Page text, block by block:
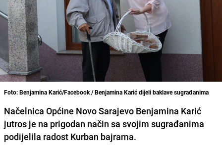
Foto: Benjamina Karić/Facebook / Benjamina Karić dijeli baklave sugrađanima
Načelnica Općine Novo Sarajevo Benjamina Karić
jutros je na prigodan način sa svojim sugrađanima
podijelila radost Kurban bajrama.